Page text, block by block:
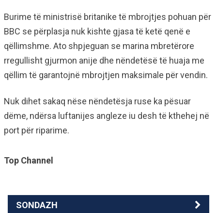
Burime të ministrisë britanike të mbrojtjes pohuan për
BBC se përplasja nuk kishte gjasa të ketë qenë e
qëllimshme. Ato shpjeguan se marina mbretërore
rregullisht gjurmon anije dhe nëndetësë të huaja me
qëllim të garantojnë mbrojtjen maksimale për vendin.
Nuk dihet sakaq nëse nëndetësja ruse ka pësuar
dëme, ndërsa luftanijes angleze iu desh të kthehej në
port për riparime.
Top Channel
SONDAZH